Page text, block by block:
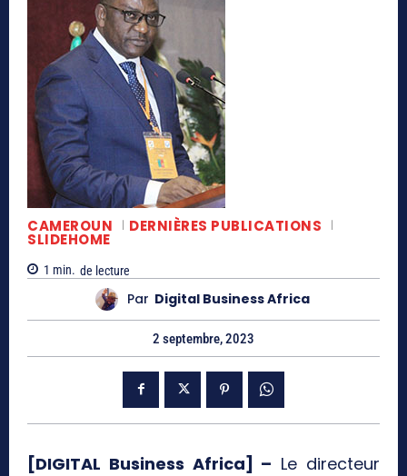
CAMEROUN DERNIÈRES PUBLICATIONS
SLIDEHOME
1 min. de lecture
Par Digital Business Africa
2 septembre, 2023
[DIGITAL Business Africa] – Le directeur